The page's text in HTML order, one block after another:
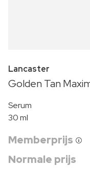
Lancaster
Golden Tan
Serum
30 ml
Memberprijs
Normale prijs